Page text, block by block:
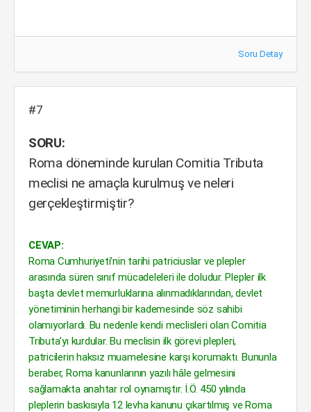
Soru Detay
#7
SORU:
Roma döneminde kurulan Comitia Tributa
meclisi ne amaçla kurulmuş ve neleri
gerçekleştirmiştir?
CEVAP:
Roma Cumhuriyeti’nin tarihi patriciuslar ve plepler
arasında süren sınıf mücadeleleri ile doludur. Plepler ilk
başta devlet memurluklarına alınmadıklarından, devlet
yönetiminin herhangi bir kademesinde söz sahibi
olamıyorlardı. Bu nedenle kendi meclisleri olan Comitia
Tributa’yı kurdular. Bu meclisin ilk görevi plepleri,
patricilerin haksız muamelesine karşı korumaktı. Bununla
beraber, Roma kanunlarının yazılı hâle gelmesini
sağlamakta anahtar rol oynamıştır. İ.Ö. 450 yılında
pleplerin baskısıyla 12 levha kanunu çıkartılmış ve Roma